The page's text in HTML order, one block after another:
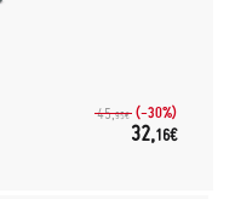
45,95€ (-30%)
32,16€